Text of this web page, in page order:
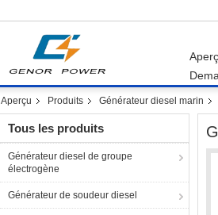
Aperçu Produits Générateur diesel marin
Tous les produits
Générateur diesel de groupe
électrogène
Générateur de soudeur diesel